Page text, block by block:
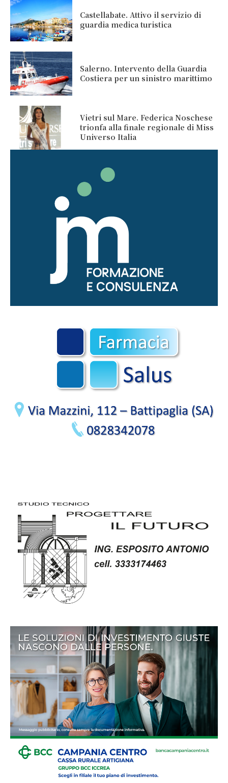
Castellabate. Attivo il servizio di
guardia medica turistica
Salerno. Intervento della Guardia
Costiera per un sinistro marittimo
Vietri sul Mare. Federica Noschese
trionfa alla finale regionale di Miss
Universo Italia